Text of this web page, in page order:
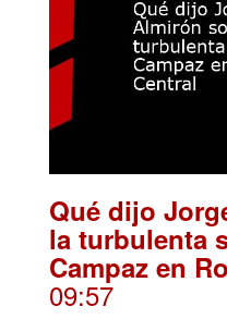
Qué dijo
la turbulenta
Campaz en
09:57